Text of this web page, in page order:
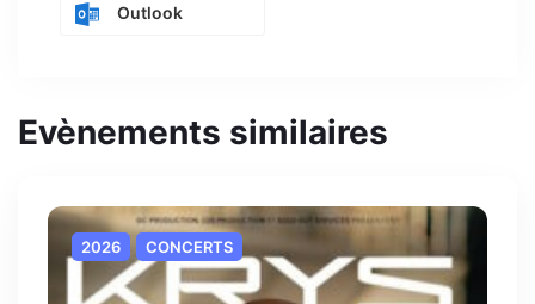
Outlook
Evènements similaires
2026 CONCERTS